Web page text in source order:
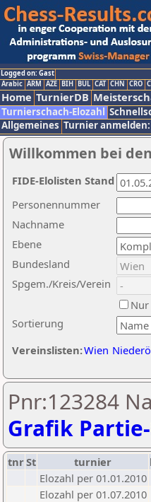
Logged on: Gast
Arabic ARM AZE BIH BUL CAT CHN CRO
Home TurnierDB
Turnierschach-Elozahl
Allgemeines Turnier anmelden:
Willkommen bei
Nachname
Ebene
Sortierung
Personennummer
Bundesland
Spgem./Kreis/Verein
Nur
Vereinslisten:Wien
FIDE-Elolisten Stand
Pnr:123284
Grafik
tnrSt turnier
Elozahl per 01.01.2010
Elozahl per 01.07.2010